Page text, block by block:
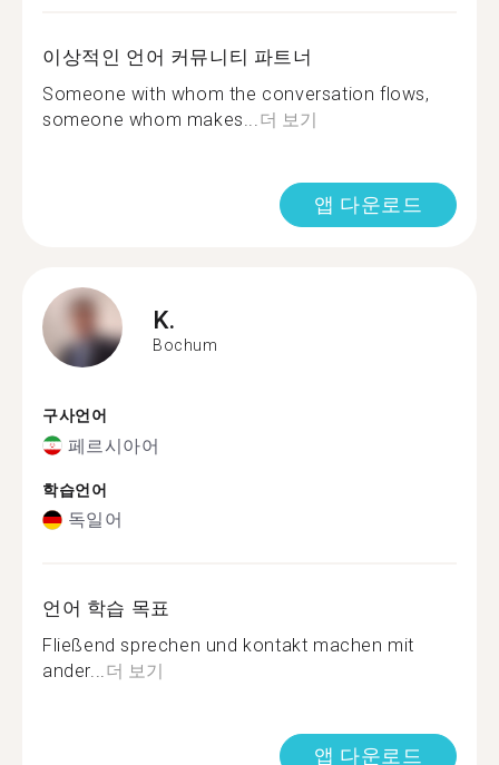
이상적인 언어 커뮤니티 파트너
Someone with whom the conversation flows,
someone whom makes...더 보기
앱 다운로드
K.
Bochum
구사언어
페르시아어
학습언어
독일어
언어 학습 목표
Fließend sprechen und kontakt machen mit
ander...더 보기
앱 다운로드